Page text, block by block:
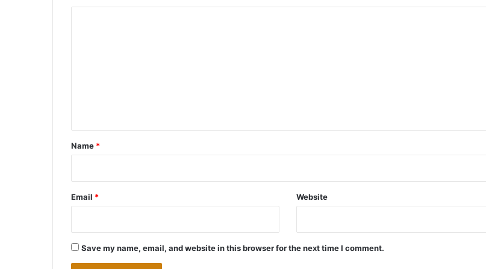
*
Name *
Email * Website
Save my name, email, and website in this browser for the next time I comment.